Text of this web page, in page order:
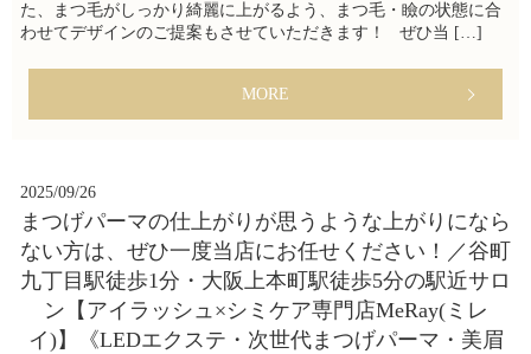
た、まつ毛がしっかり綺麗に上がるよう、まつ毛・瞼の状態に合
わせてデザインのご提案もさせていただきます！ ぜひ当 […]
MORE
2025/09/26
まつげパーマの仕上がりが思うような上がりになら
ない方は、ぜひ一度当店にお任せください！／谷町
九丁目駅徒歩1分・大阪上本町駅徒歩5分の駅近サロ
ン【アイラッシュ×シミケア専門店MeRay(ミレ
イ)】《LEDエクステ・次世代まつげパーマ・美眉